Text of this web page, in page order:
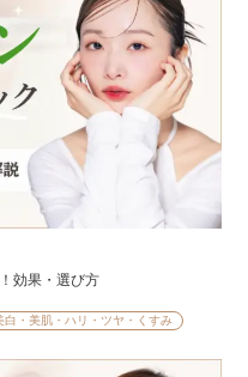
効果・選び方
白・美肌・ハリ・ツヤ・くすみ